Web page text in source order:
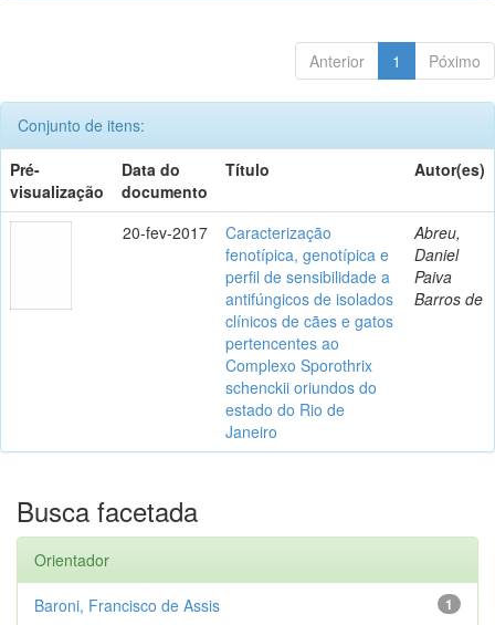
Anterior 1 Póximo
Conjunto de itens:
Pré-
visualização
Data do
documento
Título Autor(es)
20-fev-2017
Caracterização
fenotípica, genotípica e
perfil de sensibilidade a
antifúngicos de isolados
clínicos de cães e gatos
pertencentes ao
Complexo Sporothrix
schenckii oriundos do
estado do Rio de
Janeiro
Abreu,
Daniel
Paiva
Barros de
Busca facetada
Orientador
1
Baroni, Francisco de Assis